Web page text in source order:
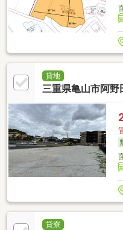
貸地
三重県亀山市阿野
貸寮